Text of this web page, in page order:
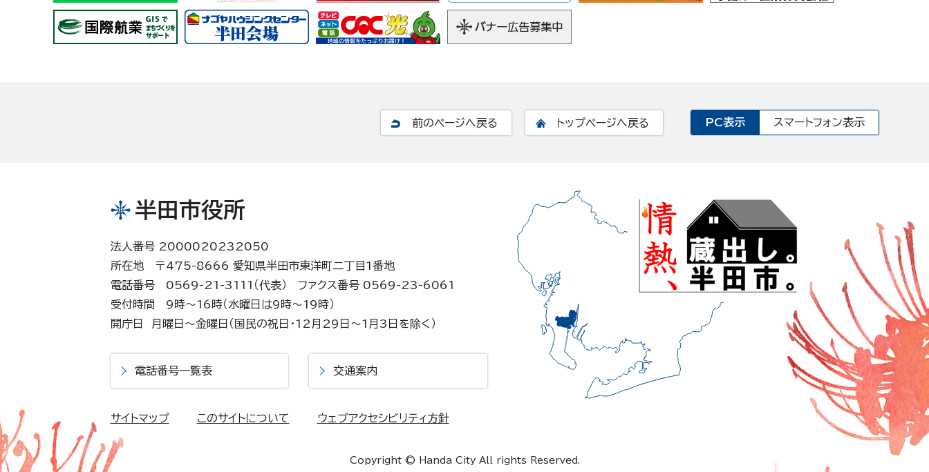
前のページへ戻る トップページへ戻る PC表示 スマートフォン表示
半田市役所
法人番号 2000020232050
所在地 〒475-8666 愛知県半田市東洋町二丁目1番地
電話番号 0569-21-3111（代表） ファクス番号 0569-23-6061
受付時間 9時～16時（水曜日は9時～19時）
開庁日 月曜日～金曜日（国民の祝日・12月29日～1月3日を除く）
電話番号一覧表 交通案内
サイトマップ このサイトについて ウェブアクセシビリティ方針
Copyright © Handa City All rights Reserved.